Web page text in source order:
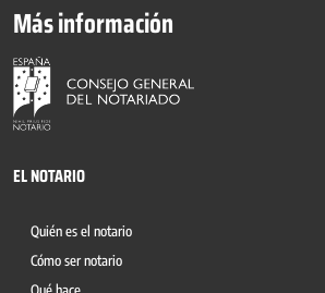
Más información
EL NOTARIO
Quién es el notario
Cómo ser notario
Qué hace